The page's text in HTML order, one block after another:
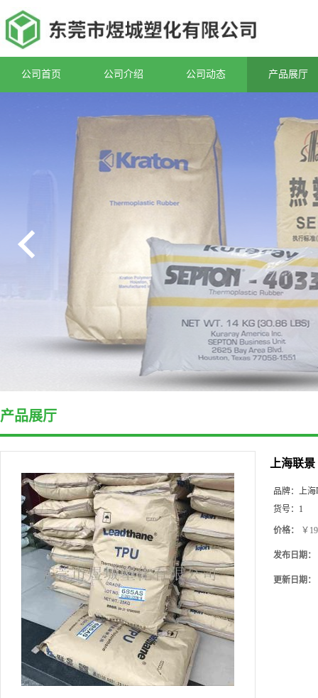
公司首页 公司介绍 公司动态 产品展厅
产品展厅
上海联
品牌： 上海
货号： 1
价格： ￥
发布日期：
更新日期：